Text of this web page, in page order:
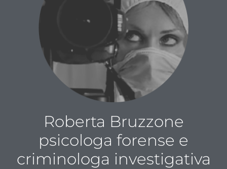
Roberta Bruzzone
psicologa forense e
criminologa investigativa